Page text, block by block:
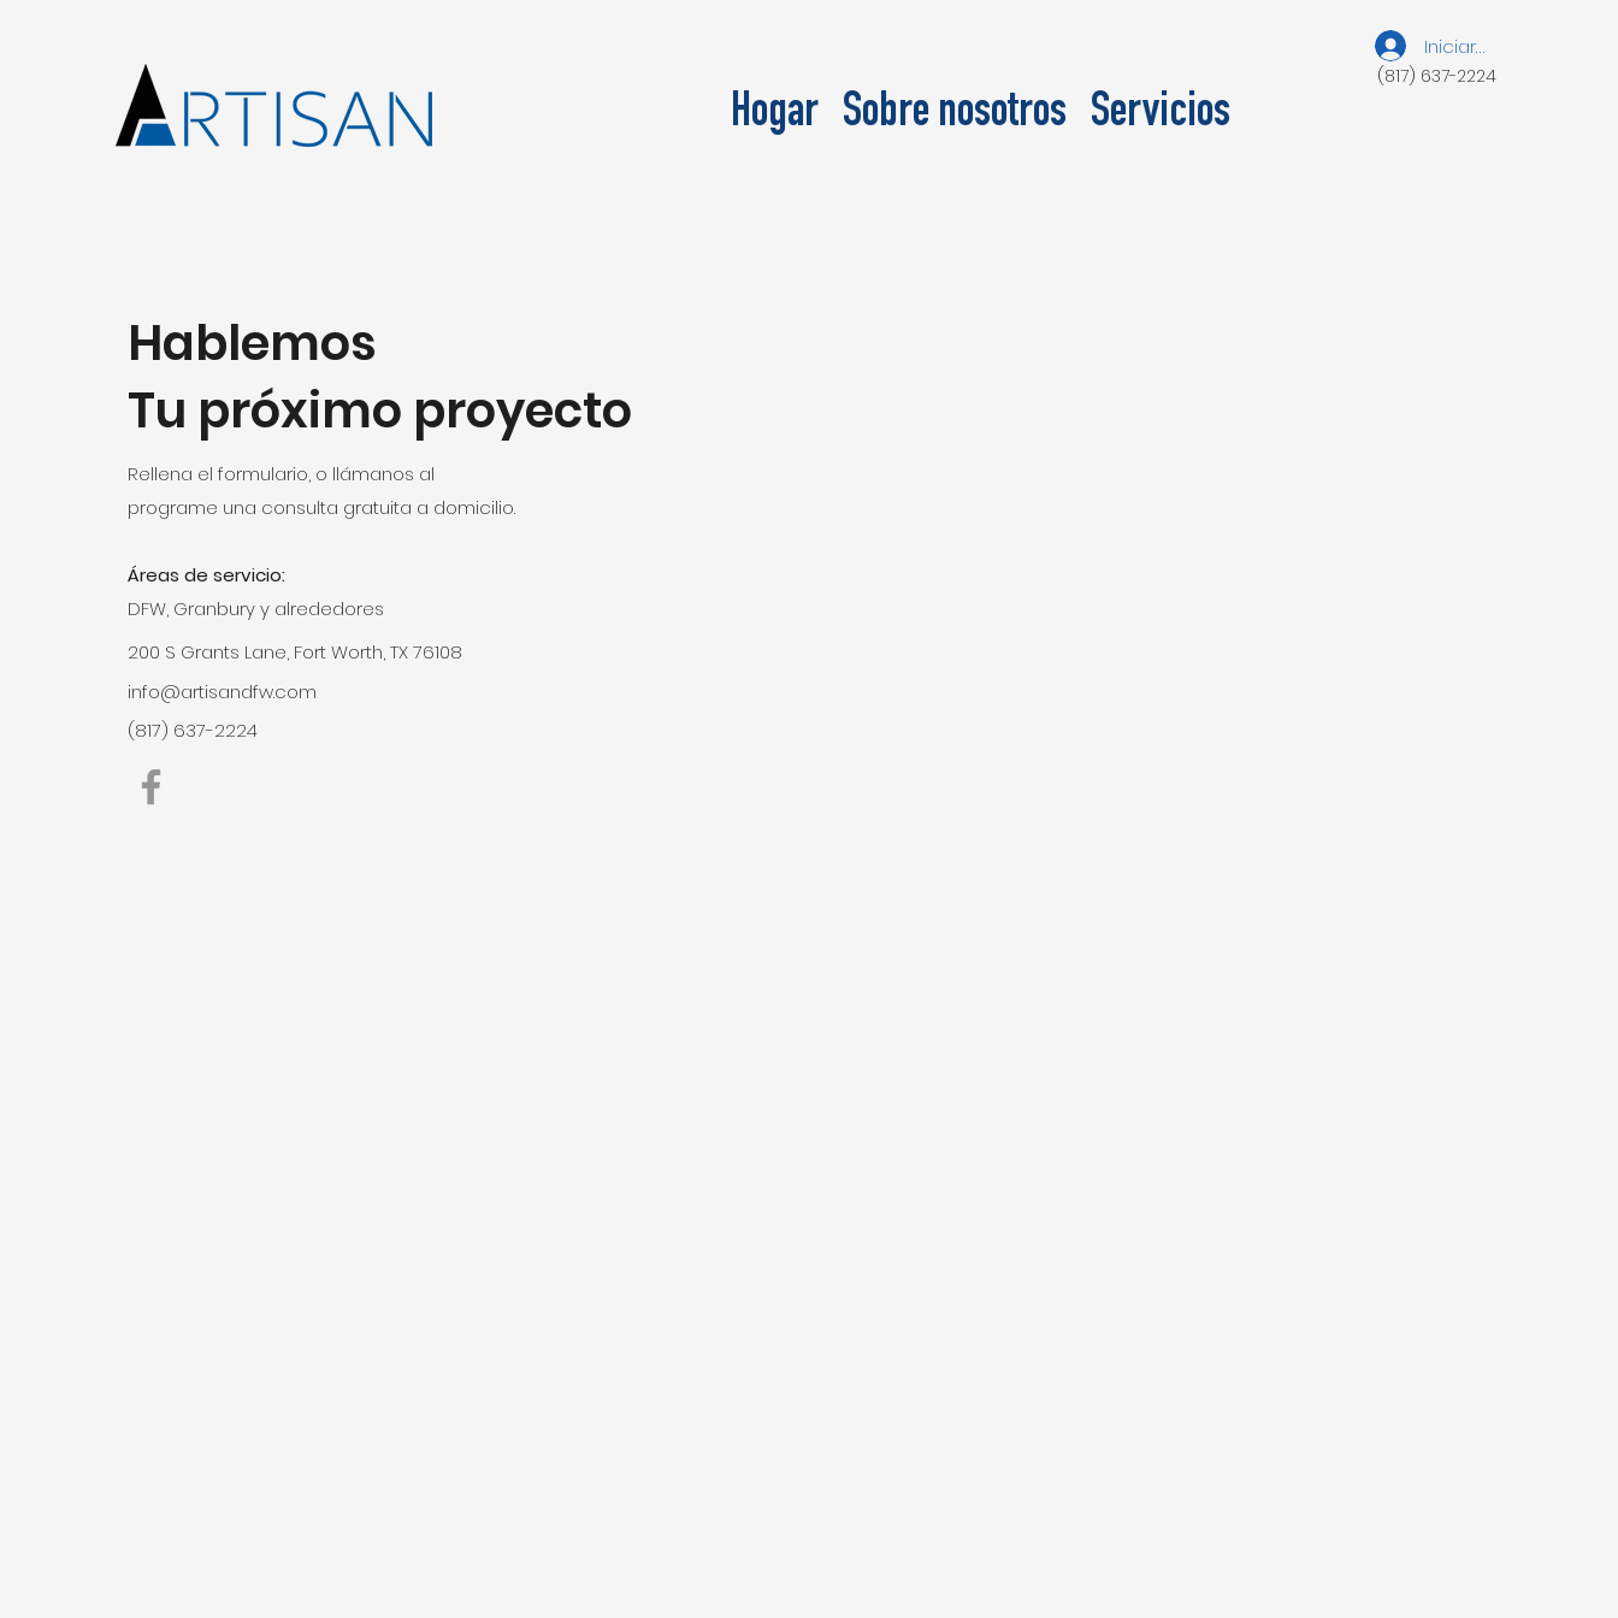
Hogar Sobre nosotros Servicios
(817) 637-2224
Iniciar sesión
Hablemos
Tu próximo proyecto
Rellena el formulario, o llámanos al
programe una consulta gratuita a domicilio.
Áreas de servicio:
DFW, Granbury y alrededores
200 S Grants Lane, Fort Worth, TX 76108
info@artisandfw.com
(817) 637-2224